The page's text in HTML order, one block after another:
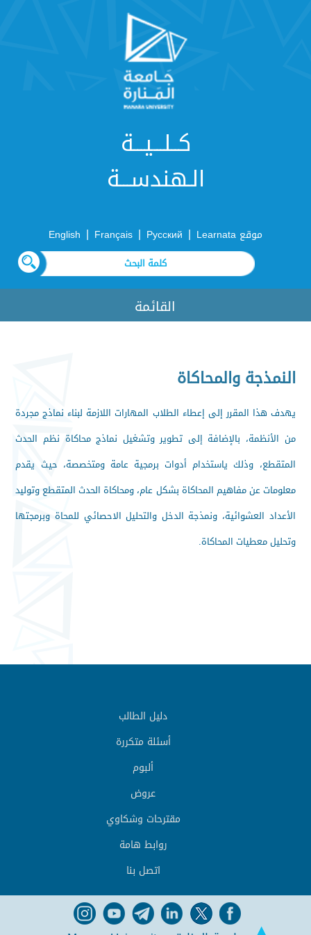
كــلـــيـــة
الـهندســـة
موقع Learnata |
Русский
|
Français
|
English
القائمة
النمذجة والمحاكاة
يهدف هذا المقرر إلى إعطاء الطلاب المهارات اللازمة لبناء نماذج مجردة
من الأنظمة، بالإضافة إلى تطوير وتشغيل نماذج محاكاة نظم الحدث
المتقطع، وذلك ياستخدام أدوات برمجية عامة ومتخصصة، حيث يقدم
معلومات عن مفاهيم المحاكاة بشكل عام، ومحاكاة الحدث المتقطع وتوليد
الأعداد العشوائية، ونمذجة الدخل والتحليل الاحصائي للمحاة وبرمجتها
وتحليل معطيات المحاكاة.
دليل الطالب
أسئلة متكررة
ألبوم
عروض
مقترحات وشكاوي
روابط هامة
اتصل بنا